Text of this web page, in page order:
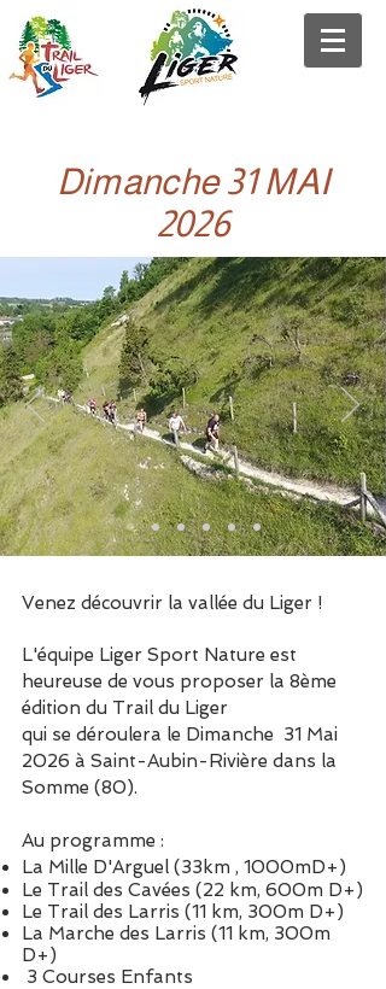
Dimanche 31 MAI
2026
Venez découvrir la vallée du Liger !
L'équipe Liger Sport Nature est
heureuse de vous proposer la 8ème
édition du Trail du Liger
qui se déroulera le Dimanche 31 Mai
2026 à Saint-Aubin-Rivière dans la
Somme (80).
Au programme :
La Mille D'Arguel (33km , 1000mD+)
Le Trail des Cavées (22 km, 600m D+)
Le Trail des Larris (11 km, 300m D+)
La Marche des Larris (11 km, 300m
D+)
3 Courses Enfants